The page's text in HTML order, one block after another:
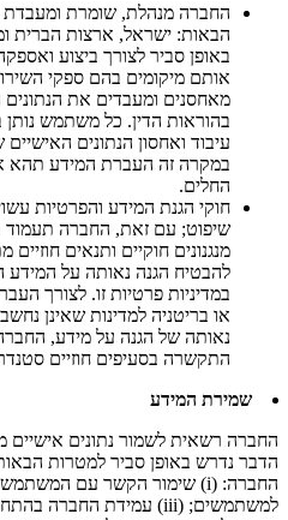
החברה מנהלת, שומרת ומעבדת
הבאות: ישראל, ארצות הברית
באופן סביר לצורך ביצוע
אותם מיקומים בהם ספקי
מאחסנים ומעבדים את הנתונים
בהוראות הדין. כל משתמש
עיבוד ואחסון הנתונים
במקרה זה העברת המידע תהא
החלים.
חוקי הגנת המידע והפרטיות
שיפוט; עם זאת, החברה תעמוד
מנגנונים חוקיים ותנאים
להבטיח הגנה נאותה על
במדיניות פרטיות זו. לצורך
או בריטניה למדינות שאינן
נאותה של הגנה על מידע,
התקשרה בסעיפים חוזיים
שמירת המידע
החברה רשאית לשמור נתונים
הדבר נדרש באופן סביר למטרות